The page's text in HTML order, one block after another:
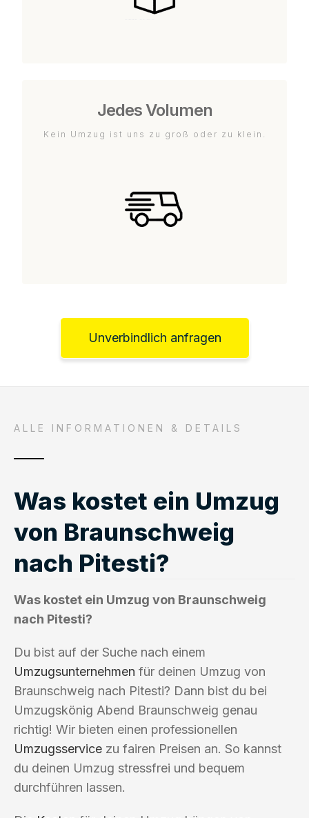
Jedes Volumen
Kein Umzug ist uns zu groß oder zu klein.
Unverbindlich anfragen
ALLE INFORMATIONEN & DETAILS
Was kostet ein Umzug
von Braunschweig
nach Pitesti?
Was kostet ein Umzug von Braunschweig
nach Pitesti?
Du bist auf der Suche nach einem
Umzugsunternehmen für deinen Umzug von
Braunschweig nach Pitesti? Dann bist du bei
Umzugskönig Abend Braunschweig genau
richtig! Wir bieten einen professionellen
Umzugsservice zu fairen Preisen an. So kannst
du deinen Umzug stressfrei und bequem
durchführen lassen.